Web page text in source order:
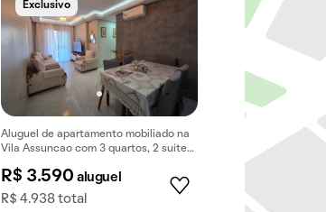
Exclusivo
Aluguel de apartamento mobiliado na
Vila Assuncao com 3 quartos, 2 suítes
R$ 3.590 aluguel
R$ 4.938 total